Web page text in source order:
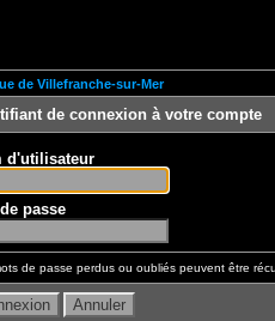
de Villefranche-sur-Mer
de connexion à votre compte
d'utilisateur
passe
de passe perdus ou oubliés peuvent être